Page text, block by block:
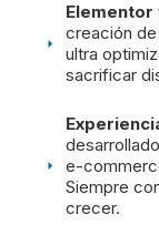
Elementor
creación
ultra
sacrificar
e-
Siempre
crecer.